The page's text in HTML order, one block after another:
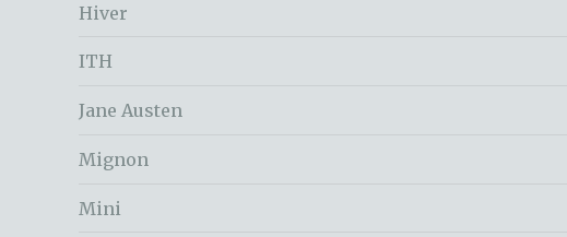
Hiver
ITH
Jane Austen
Mignon
Mini